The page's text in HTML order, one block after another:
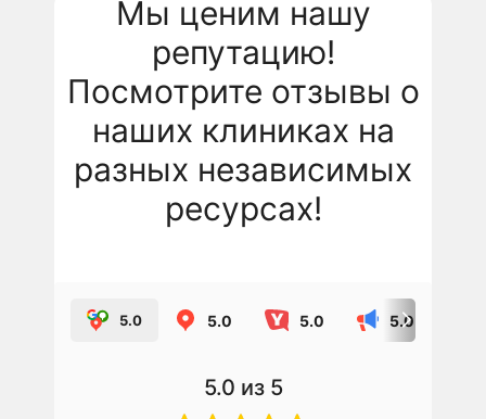
Мы ценим нашу
репутацию!
Посмотрите отзывы о
наших клиниках на
разных независимых
ресурсах!
5.0 5.0 5.0 5.0
5.0 из 5